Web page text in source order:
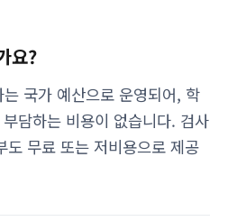
요?
국가 예산으로 운영되어, 학
담하는 비용이 없습니다. 검사
도 무료 또는 저비용으로 제공